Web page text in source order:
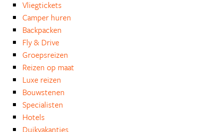
Vliegtickets
Camper huren
Backpacken
Fly & Drive
Groepsreizen
Reizen op maat
Luxe reizen
Bouwstenen
Specialisten
Hotels
Duikvakanties